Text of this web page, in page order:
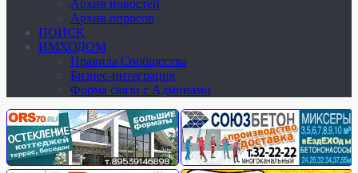
Архив новостей
Архив опросов
ПОИСК
ИМХОДОМ
Правила Сообщества
Бизнес-интеграция
Форма связи с Админами